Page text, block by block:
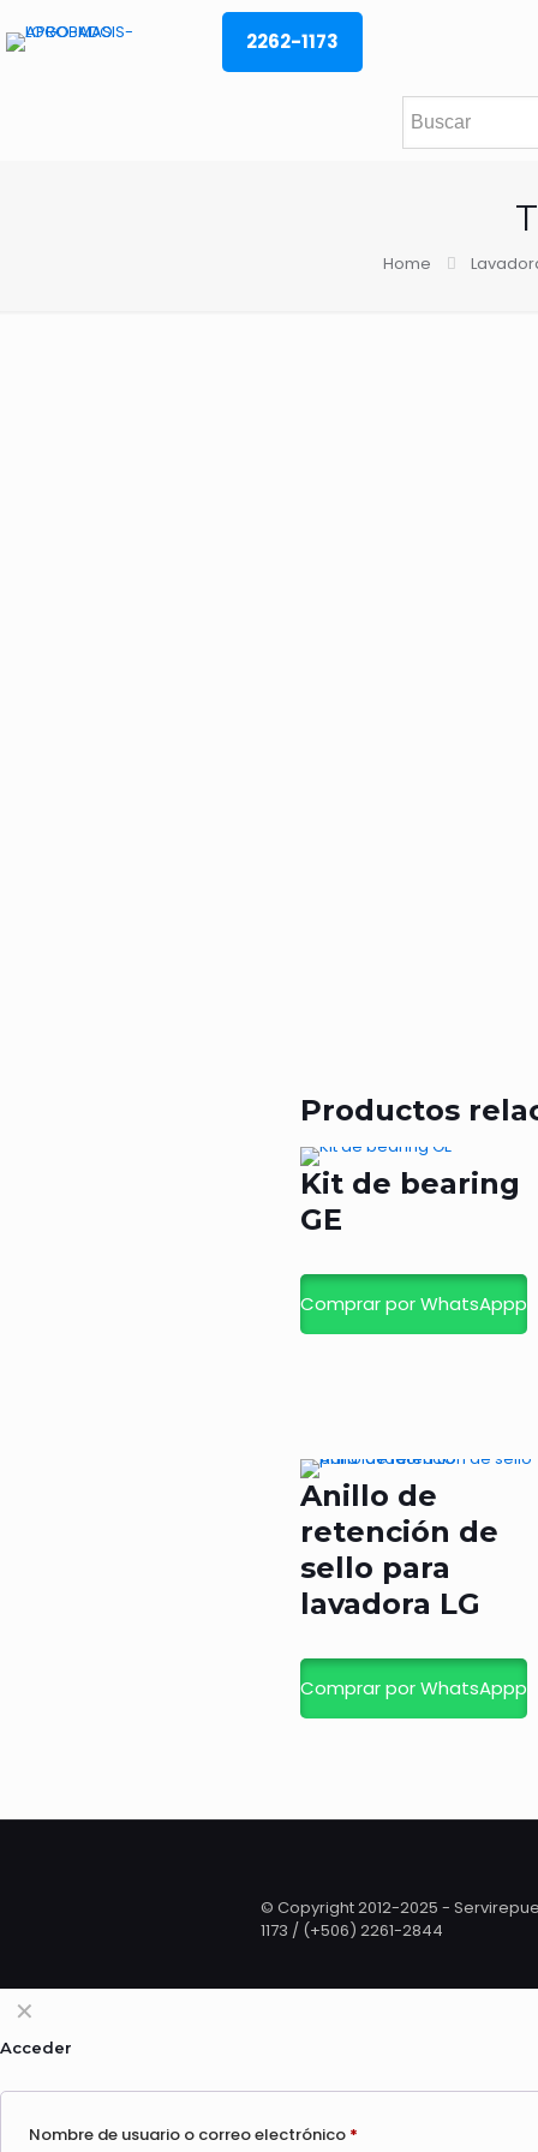
2262-1173
Home
Productos
Kit de bearing
GE
Comprar por WhatsAppp
Anillo de
retención de
sello para
lavadora LG
Comprar por WhatsAppp
© Copyright 2012-2025 -
1173 / (+506) 2261-2844
✕
Acceder
Nombre de usuario o correo electrónico *